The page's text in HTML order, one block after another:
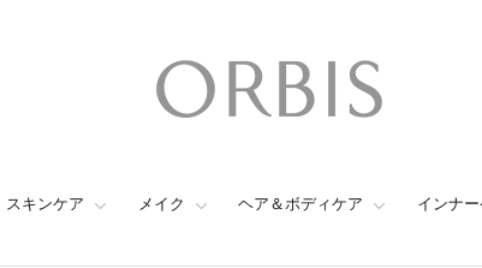
スキンケア メイク ヘア＆ボディケア インナー